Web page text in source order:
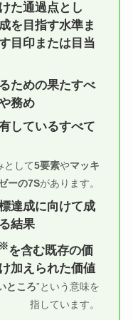
た通過点とし
を目指す水準ま
目印または目当
ための果たすべ
務め
しているすべて
として5要素やマッキ
ーの7Sがあります。
達成に向けて成
結果
※を含む既存の価
加えられた価値
ところ”という意味を
指しています。